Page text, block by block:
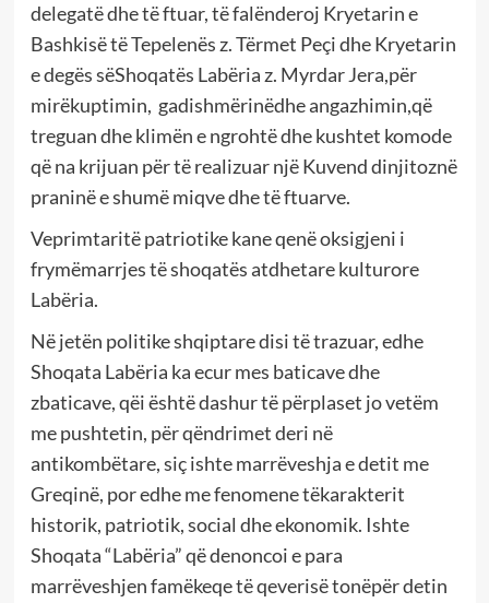
delegatë dhe të ftuar, të falënderoj Kryetarin e
Bashkisë të Tepelenës z. Tërmet Peçi dhe Kryetarin
e degës sëShoqatës Labëria z. Myrdar Jera,për
mirëkuptimin, gadishmërinëdhe angazhimin,që
treguan dhe klimën e ngrohtë dhe kushtet komode
që na krijuan për të realizuar një Kuvend dinjitoznë
praninë e shumë miqve dhe të ftuarve.
Veprimtaritë patriotike kane qenë oksigjeni i
frymëmarrjes të shoqatës atdhetare kulturore
Labëria.
Në jetën politike shqiptare disi të trazuar, edhe
Shoqata Labëria ka ecur mes baticave dhe
zbaticave, qëi është dashur të përplaset jo vetëm
me pushtetin, për qëndrimet deri në
antikombëtare, siç ishte marrëveshja e detit me
Greqinë, por edhe me fenomene tëkarakterit
historik, patriotik, social dhe ekonomik. Ishte
Shoqata “Labëria” që denoncoi e para
marrëveshjen famëkeqe të qeverisë tonëpër detin